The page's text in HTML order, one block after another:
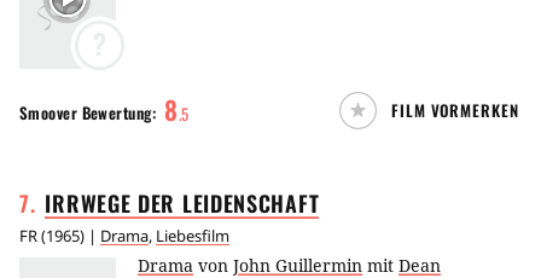
Smoover Bewertung: 8.5 FILM VORMERKEN
7. IRRWEGE DER LEIDENSCHAFT
FR(1965) | Drama, Liebesfilm
Drama von John Guillermin mit Dean